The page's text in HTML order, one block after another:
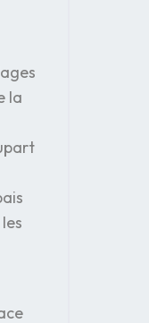
la